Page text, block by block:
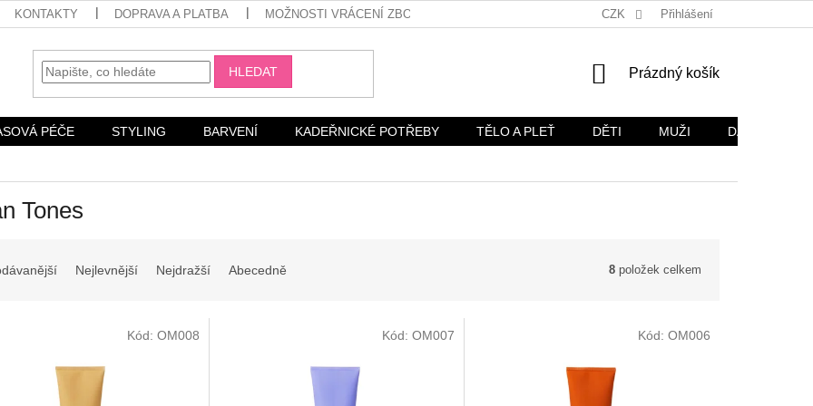
KONTAKTY DOPRAVA A PLATBA MOŽNOSTI VRÁCENÍ ZBOŽÍ OCHRANA OSOBNÍCH ÚDAJŮ
CZK Přihlášení
HLEDAT
NÁKUPNÍ
Prázdný košík
PÉČE STYLING BARVENÍ KADEŘNICKÉ POTŘEBY TĚLO A PLEŤ DĚTI MUŽI DÁRKOVÉ
Tones
Nejlevnější Nejdražší Abecedně 8 položek celkem
Kód: OM008 Kód: OM007 Kód: OM006